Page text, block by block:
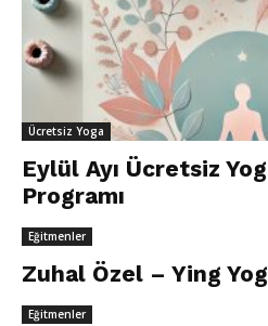
Ücretsiz Yoga
Eylül Ayı Ücretsiz
Programı
Eğitmenler
Zuhal Özel – Ying
Eğitmenler